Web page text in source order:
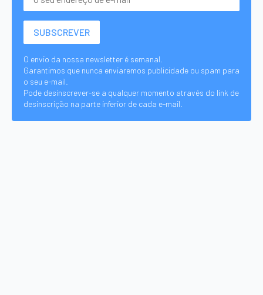
O envio da nossa newsletter é semanal.
Garantimos que nunca enviaremos publicidade ou spam para
o seu e-mail.
Pode desinscrever-se a qualquer momento através do link de
desinscrição na parte inferior de cada e-mail.